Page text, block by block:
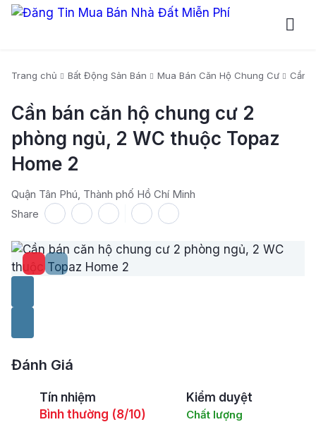
Trang chủ Bất Động Sản Bán Mua Bán Căn Hộ Chung Cư Cần
Cần bán căn hộ chung cư 2
phòng ngủ, 2 WC thuộc Topaz
Home 2
Quận Tân Phú, Thành phố Hồ Chí Minh
Share
Đánh Giá
Tín nhiệm
Bình thường (8/10)
Kiểm duyệt
Chất lượng